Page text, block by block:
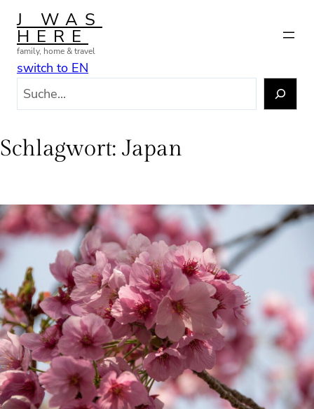
Zum
Inhalt
springen
J WAS
HERE
family, home & travel
switch to EN
h
e
Schlagwort: Japan